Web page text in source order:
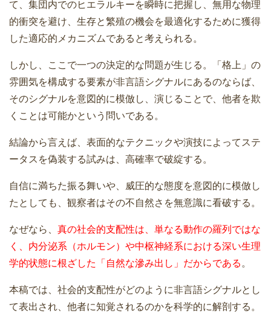
て、集団内でのヒエラルキーを瞬時に把握し、無用な物理
的衝突を避け、生存と繁殖の機会を最適化するために獲得
した適応的メカニズムであると考えられる。
しかし、ここで一つの決定的な問題が生じる。「格上」の
雰囲気を構成する要素が非言語シグナルにあるのならば、
そのシグナルを意図的に模倣し、演じることで、他者を欺
くことは可能かという問いである。
結論から言えば、表面的なテクニックや演技によってステ
ータスを偽装する試みは、高確率で破綻する。
自信に満ちた振る舞いや、威圧的な態度を意図的に模倣し
たとしても、観察者はその不自然さを無意識に看破する。
なぜなら、 真の社会的支配性は、単なる動作の羅列ではな
く、内分泌系（ホルモン）や中枢神経系における深い生理
学的状態に根ざした「自然な滲み出し」だからである 。
本稿では、社会的支配性がどのように非言語シグナルとし
て表出され、他者に知覚されるのかを科学的に解剖する。